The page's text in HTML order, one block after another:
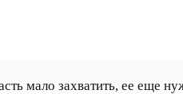
мало захватить, ее еще